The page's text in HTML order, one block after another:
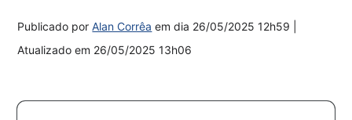
Publicado porAlan Corrêa em dia 26/05/2025 12h59
Atualizado em 26/05/2025 13h06